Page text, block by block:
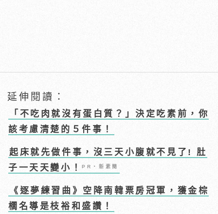
延伸閱讀：
「不吃肉就沒有蛋白質？」決定吃素前，你
該考慮清楚的５件事！
起床就先做件事，沒三天小腹就不見了! 肚
子一天天變小！PR・新素簡
《逐夢練習曲》空降南韓票房冠軍，獲金棕
櫚名導是枝裕和盛讚！